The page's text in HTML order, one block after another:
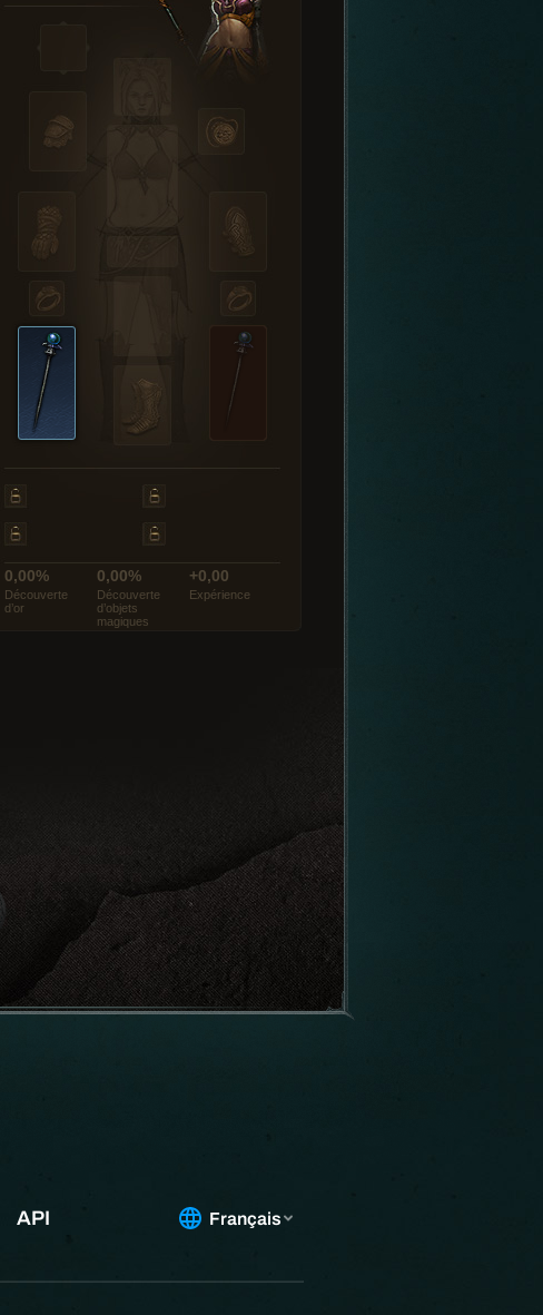
0,00%
Découverte
d’or
0,00%
Découverte
d’objets
magiques
+0,00
Expérience